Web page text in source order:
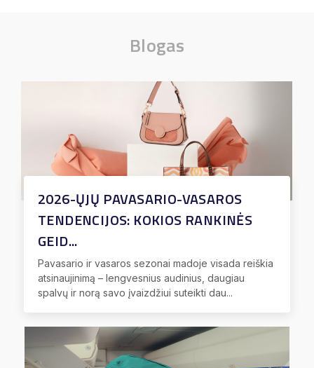
Blogas
2026-ŲJŲ PAVASARIO-VASAROS
TENDENCIJOS: KOKIOS RANKINĖS
GEID...
Pavasario ir vasaros sezonai madoje visada reiškia
atsinaujinimą – lengvesnius audinius, daugiau
spalvų ir norą savo įvaizdžiui suteikti dau...